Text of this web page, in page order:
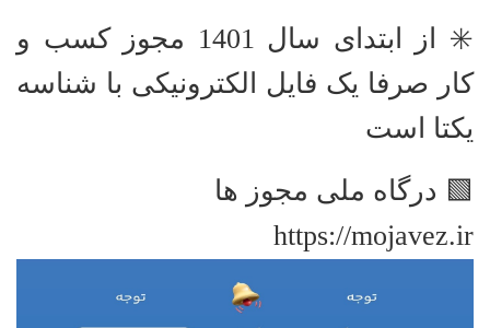
✳️ از ابتدای سال 1401 مجوز کسب و
کار صرفا یک فایل الکترونیکی با شناسه
یکتا است
🟩 درگاه ملی مجوز ها
https://mojavez.ir